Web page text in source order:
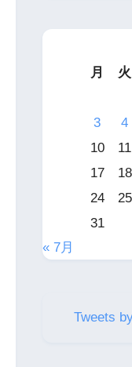
月
火
3
4
10
11
17
18
24
25
31
« 7月
Tweets